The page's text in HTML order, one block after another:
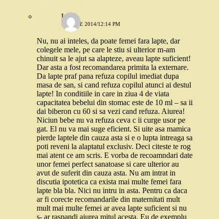
Iuli
15 IULIE 2014/12:14 PM
Nu, nu ai inteles, da poate femei fara lapte, dar
colegele mele, pe care le stiu si ulterior m-am
chinuit sa le ajut sa alapteze, aveau lapte suficient!
Dar asta a fost recomandarea primita la externare.
Da lapte praf pana refuza copilul imediat dupa
masa de san, si cand refuza copilul atunci ai destul
lapte! In conditiile in care in ziua 4 de viata
capacitatea bebelui din stomac este de 10 ml – sa ii
dai biberon cu 60 si sa vezi cand refuza. Aiurea!
Niciun bebe nu va refuza ceva c ii curge usor pe
gat. El nu va mai suge eficient. Si uite asa mamica
pierde laptele din cauza asta si e o lupta intreaga sa
poti reveni la alaptatul exclusiv. Deci citeste te rog
mai atent ce am scris. E vorba de recoamndari date
unor femei perfect sanatoase si care ulterior au
avut de suferit din cauza asta. Nu am intrat in
discutia ipotetica ca exista mai multe femei fara
lapte bla bla. Nici nu intru in asta. Pentru ca daca
ar fi corecte recomandarile din maternitati mult
mult mai multe femei ar avea lapte suficient si nu
s- ar raspandi aiurea mitul acesta. Eu de exemplu